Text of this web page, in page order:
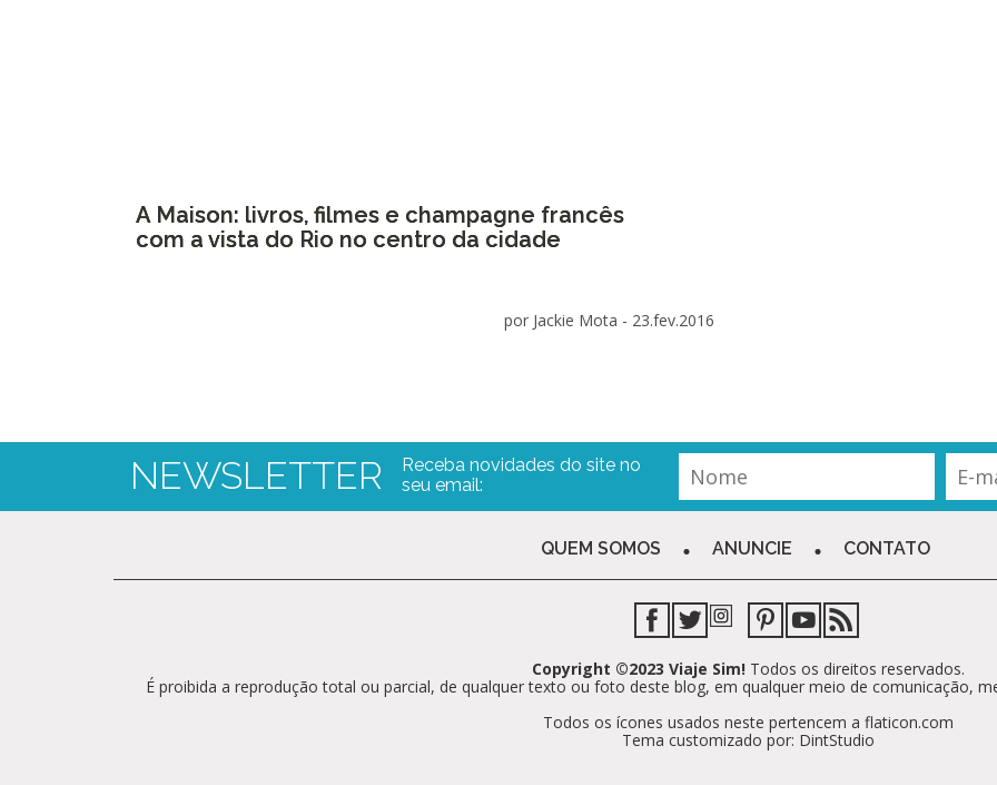
A Maison: livros, filmes e champagne francês
com a vista do Rio no centro da cidade
por Jackie Mota - 23.fev.2016
NEWSLETTER
Receba novidades do site no
seu email:
QUEM SOMOS ANUNCIE CONTATO
Copyright ©2023 Viaje Sim!Todos os direitos reservados.
É proibida a reprodução total ou parcial, de qualquer texto ou foto deste blog, em qualquer meio de comunicação,
Todos os ícones usados neste pertencem a flaticon.com
Tema customizado por: DintStudio